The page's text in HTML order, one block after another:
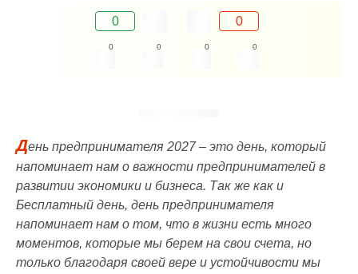
0 0
0 0 0 0
День предпринимателя 2027 – это день, который
напоминает нам о важности предпринимателей в
развитии экономики и бизнеса. Так же как и
Бесплатный день, день предпринимателя
напоминает нам о том, что в жизни есть много
моментов, которые мы берем на свои счета, но
только благодаря своей вере и устойчивости мы